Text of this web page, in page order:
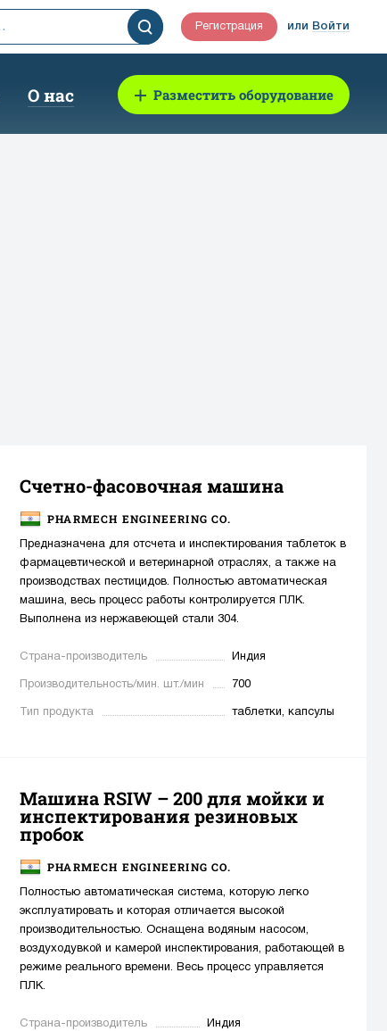
Регистрация или Войти
О нас Разместить оборудование
Счетно-фасовочная машина
PHARMECH ENGINEERING CO.
Предназначена для отсчета и инспектирования таблеток в
фармацевтической и ветеринарной отраслях, а также на
производствах пестицидов. Полностью автоматическая
машина, весь процесс работы контролируется ПЛК.
Выполнена из нержавеющей стали 304.
Страна-производитель Индия
Производительность/мин. шт./мин 700
Тип продукта таблетки, капсулы
Машина RSIW – 200 для мойки и
инспектирования резиновых
пробок
PHARMECH ENGINEERING CO.
Полностью автоматическая система, которую легко
эксплуатировать и которая отличается высокой
производительностью. Оснащена водяным насосом,
воздуходувкой и камерой инспектирования, работающей в
режиме реального времени. Весь процесс управляется
ПЛК.
Страна-производитель Индия